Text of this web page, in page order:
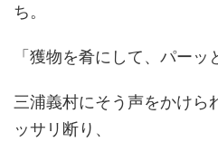
ち。
「獲物を肴にして、パーッ
三浦義村にそう声をかけら
ッサリ断り、